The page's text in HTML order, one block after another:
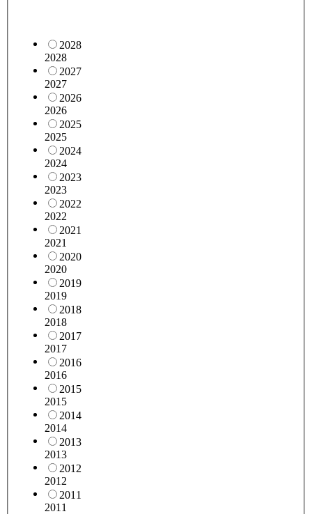
2028
2028
2027
2027
2026
2026
2025
2025
2024
2024
2023
2023
2022
2022
2021
2021
2020
2020
2019
2019
2018
2018
2017
2017
2016
2016
2015
2015
2014
2014
2013
2013
2012
2012
2011
2011